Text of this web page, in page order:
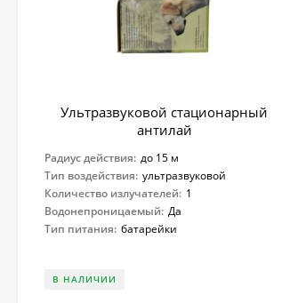
Ультразвуковой стационарный
антилай
Радиус действия: до 15 м
Тип воздействия: ультразвуковой
Количество излучателей: 1
Водонепроницаемый: Да
Тип питания: батарейки
В НАЛИЧИИ